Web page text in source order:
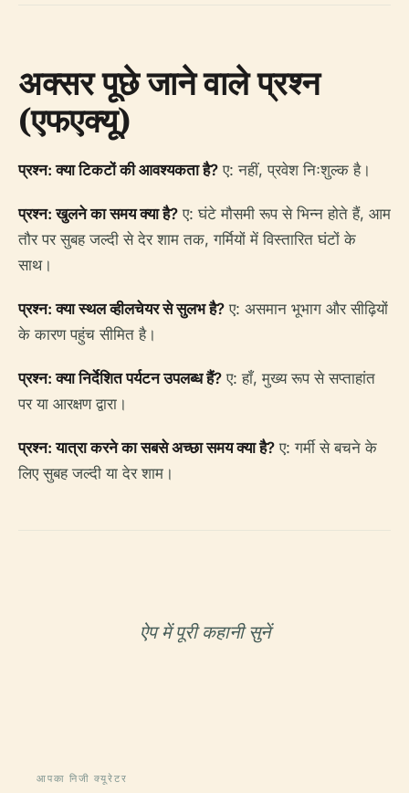
अक्सर पूछे जाने वाले प्रश्न
(एफएक्यू)
प्रश्न: क्या टिकटों की आवश्यकता है? ए: नहीं, प्रवेश निःशुल्क है।
प्रश्न: खुलने का समय क्या है? ए: घंटे मौसमी रूप से भिन्न होते हैं, आम
तौर पर सुबह जल्दी से देर शाम तक, गर्मियों में विस्तारित घंटों के
साथ।
प्रश्न: क्या स्थल व्हीलचेयर से सुलभ है? ए: असमान भूभाग और सीढ़ियों
के कारण पहुंच सीमित है।
प्रश्न: क्या निर्देशित पर्यटन उपलब्ध हैं? ए: हाँ, मुख्य रूप से सप्ताहांत
पर या आरक्षण द्वारा।
प्रश्न: यात्रा करने का सबसे अच्छा समय क्या है? ए: गर्मी से बचने के
लिए सुबह जल्दी या देर शाम।
ऐप में पूरी कहानी सुनें
आपका निजी क्यूरेटर